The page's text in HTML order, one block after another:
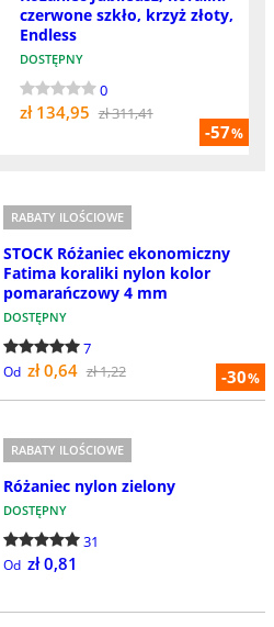
-57%
czerwone szkło, krzyż złoty,
Endless
DOSTĘPNY
0
zł 134,95 zł 311,41
-30%
RABATY ILOŚCIOWE
STOCK Różaniec ekonomiczny
Fatima koraliki nylon kolor
pomarańczowy 4 mm
DOSTĘPNY
7
Od zł 0,64 zł 1,22
RABATY ILOŚCIOWE
Różaniec nylon zielony
DOSTĘPNY
31
Od zł 0,81